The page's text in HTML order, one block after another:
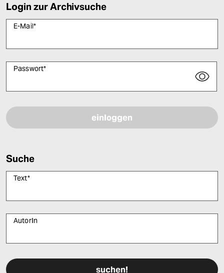
Login zur Archivsuche
E-Mail*
Passwort*
Suche
Text*
AutorIn